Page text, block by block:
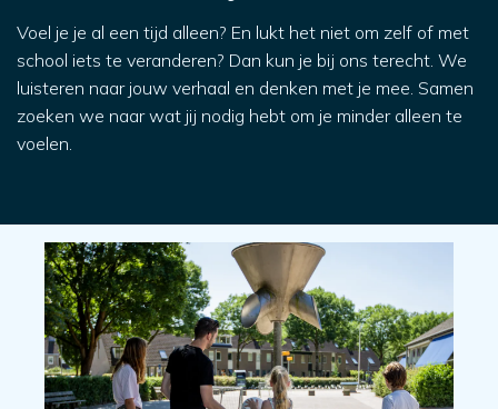
Voel je je al een tijd alleen? En lukt het niet om zelf of met
school iets te veranderen? Dan kun je bij ons terecht. We
luisteren naar jouw verhaal en denken met je mee. Samen
zoeken we naar wat jij nodig hebt om je minder alleen te
voelen.